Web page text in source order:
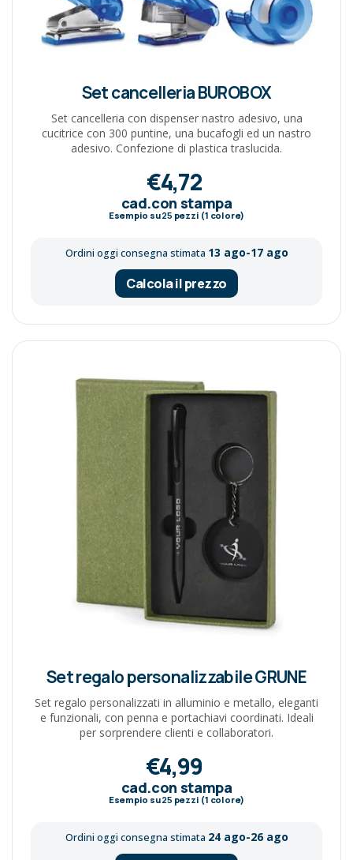
Set cancelleria BUROBOX
Set cancelleria con dispenser nastro adesivo, una
cucitrice con 300 puntine, una bucafogli ed un nastro
adesivo. Confezione di plastica traslucida.
€4,72
cad.con stampa
Esempio su25 pezzi (1 colore)
Ordini oggi consegna stimata 13 ago-17 ago
Calcola il prezzo
Set regalo personalizzabile GRUNE
Set regalo personalizzati in alluminio e metallo, eleganti
e funzionali, con penna e portachiavi coordinati. Ideali
per sorprendere clienti e collaboratori.
€4,99
cad.con stampa
Esempio su25 pezzi (1 colore)
Ordini oggi consegna stimata 24 ago-26 ago